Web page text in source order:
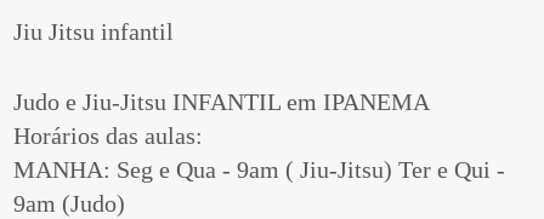
Jiu Jitsu infantil
Judo e Jiu-Jitsu INFANTIL em IPANEMA
Horários das aulas:
MANHA: Seg e Qua - 9am ( Jiu-Jitsu) Ter e Qui -
9am (Judo)